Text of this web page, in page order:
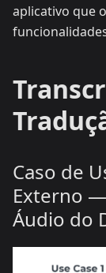
aplicativo que
Caso de
Externo
Áudio do